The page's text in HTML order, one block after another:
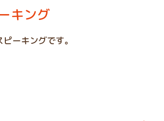
キング
ーキングです。